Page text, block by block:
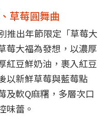
草莓圓舞曲
推出年節限定「草莓大
莓大福為發想，以濃厚
紅豆鮮奶油，裹入紅豆
以新鮮草莓與藍莓點
及軟Q麻糬，多層次口
味蕾。